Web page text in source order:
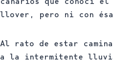
llover, pero ni con
Al rato de estar
a la intermitente lluvia